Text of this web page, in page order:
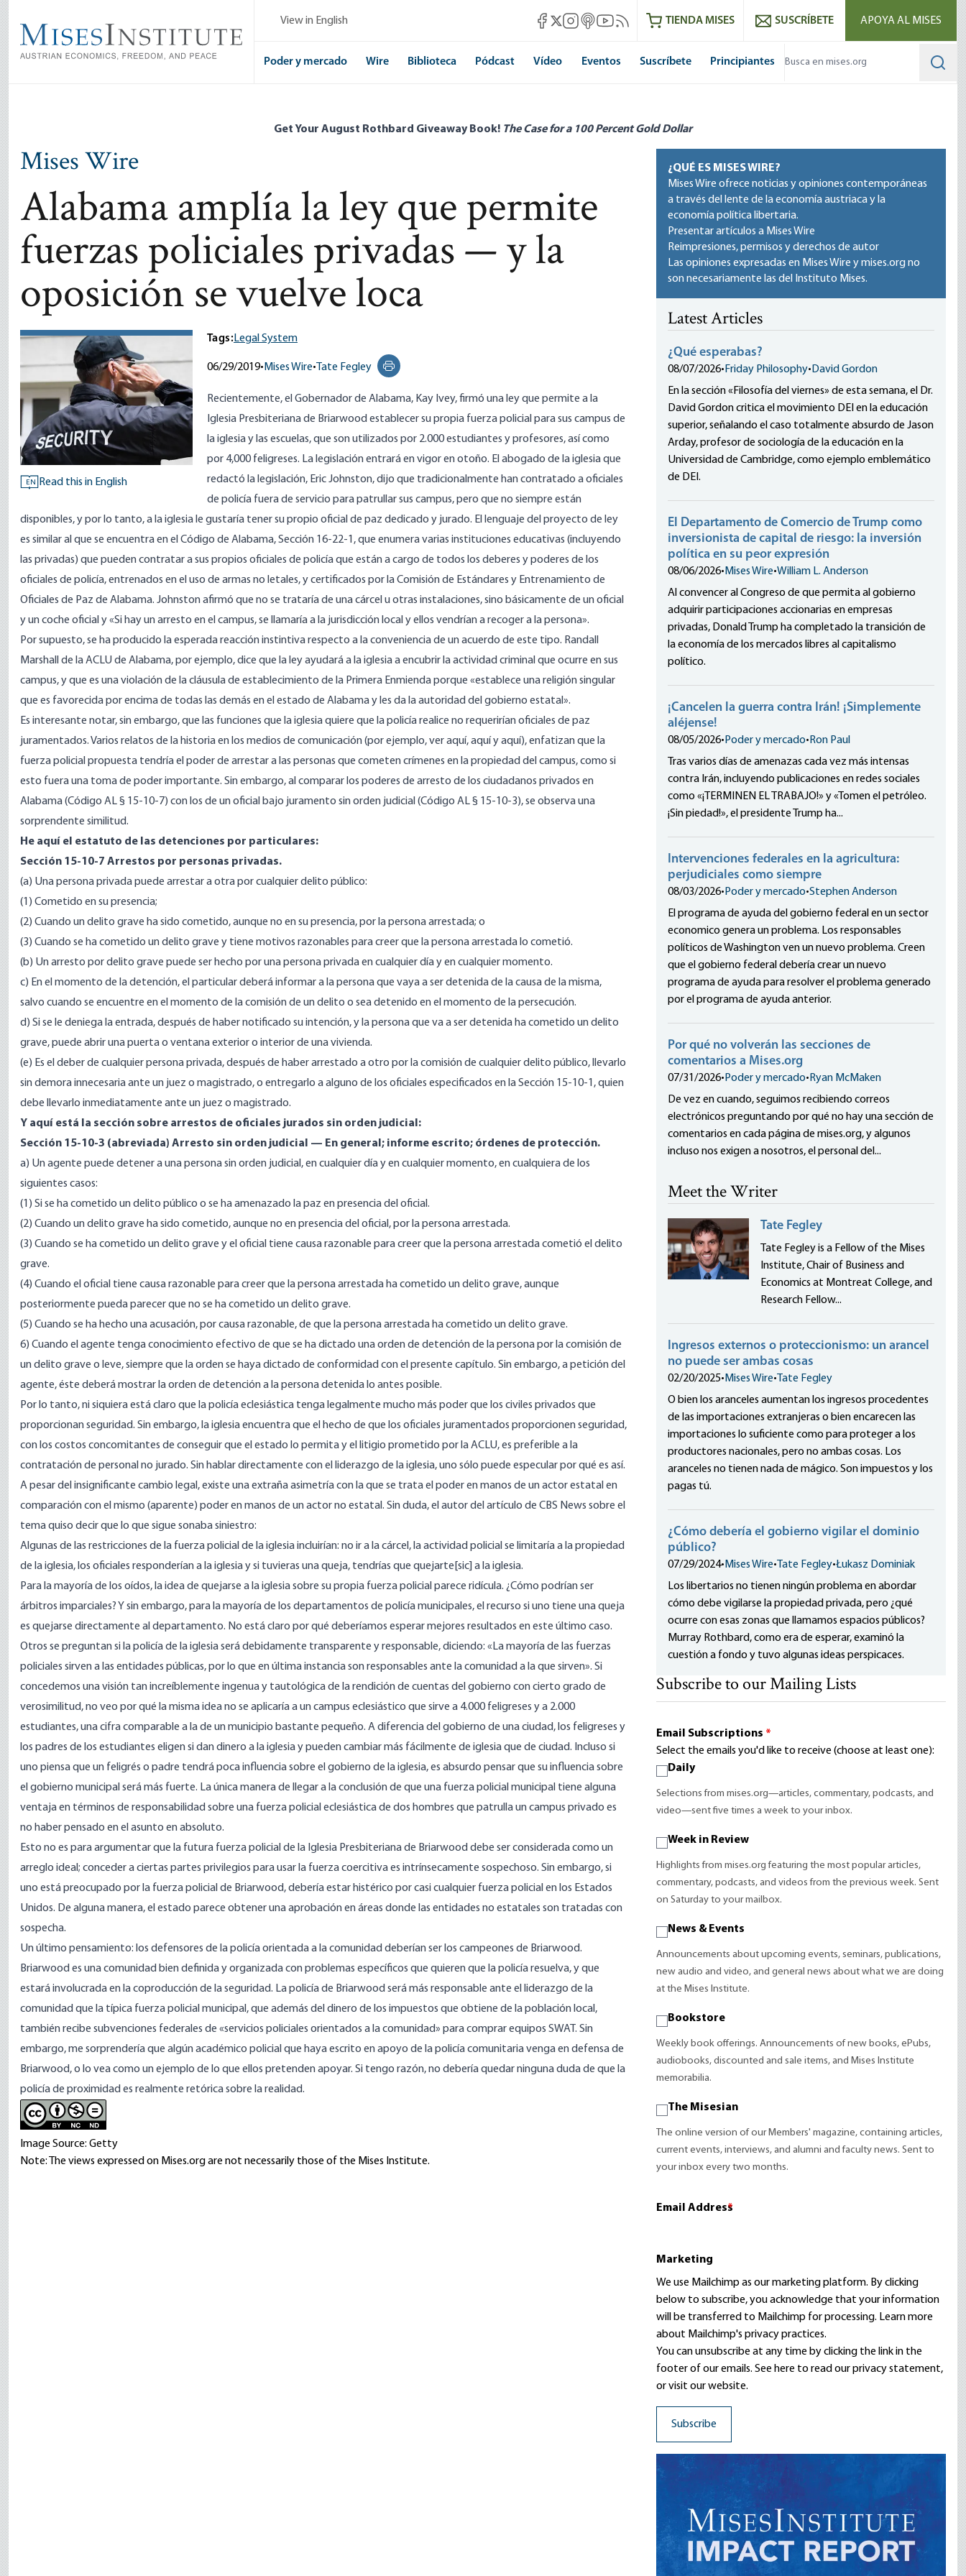
main
content
View in English Mises Facebook
Mises X
Mises Instagram
Mises itunes
Mises Youtube
Mises RSS feedTIENDA MISES SUSCRÍBETE APOYA AL MISES
Poder y mercado Wire Biblioteca Pódcast Vídeo Eventos Suscríbete Principiantes
Get Your August Rothbard Giveaway Book! The Case for a 100 Percent Gold Dollar
Mises Wire
Alabama amplía la ley que permite
fuerzas policiales privadas — y la
oposición se vuelve loca
EN Read this in English
Tags:Legal System
06/29/2019• Mises Wire• Tate Fegley
Print this page
Recientemente, el Gobernador de Alabama, Kay Ivey, firmó una ley que permite a la
Iglesia Presbiteriana de Briarwood establecer su propia fuerza policial para sus campus de
la iglesia y las escuelas, que son utilizados por 2.000 estudiantes y profesores, así como
por 4,000 feligreses. La legislación entrará en vigor en otoño. El abogado de la iglesia que
redactó la legislación, Eric Johnston,dijo que tradicionalmente han contratado a oficiales
de policía fuera de servicio para patrullar sus campus, pero que no siempre están
disponibles, y por lo tanto, a la iglesia le gustaría tener su propio oficial de paz dedicado y jurado. El lenguaje del proyecto de ley
es similar al que se encuentra en el Código de Alabama,Sección 16-22-1 , que enumera varias instituciones educativas (incluyendo
las privadas) que pueden contratar a sus propios oficiales de policía que están a cargo de todos los deberes y poderes de los
oficiales de policía, entrenados en el uso de armas no letales, y certificados por la Comisión de Estándares y Entrenamiento de
Oficiales de Paz de Alabama. Johnstonafirmó que no se trataría de una cárcel u otras instalaciones, sino básicamente de un oficial
y un coche oficial y «Si hay un arresto en el campus, se llamaría a la jurisdicción local y ellos vendrían a recoger a la persona».
Por supuesto, se ha producido la esperada reacción instintiva respecto a la conveniencia de un acuerdo de este tipo. Randall
Marshall de la ACLU de Alabama, por ejemplo,dice que la leyayudará a la iglesia a encubrir la actividad criminal que ocurre en sus
campus, yque es una violaciónde la cláusula de establecimiento de la Primera Enmienda porque «establece una religión singular
que es favorecida por encima de todas las demás en el estado de Alabama y les da la autoridad del gobierno estatal».
Es interesante notar, sin embargo, que las funciones que la iglesia quiere que la policía realice no requerirían oficiales de paz
juramentados. Varios relatos de la historia en los medios de comunicación (por ejemplo, veraquí,aquíyaquí), enfatizan que la
fuerza policial propuesta tendría el poder de arrestar a las personas que cometen crímenes en la propiedad del campus, como si
esto fuera una toma de poder importante. Sin embargo, al comparar los poderes de arresto de los ciudadanos privados en
Alabama (Código AL § 15-10-7) con los de un oficial bajo juramento sin orden judicial (Código AL § 15-10-3), se observa una
sorprendente similitud.
He aquí el estatuto de las detenciones por particulares:
Sección 15-10-7 Arrestos por personas privadas.
(a) Una persona privada puede arrestar a otra por cualquier delito público:
(1) Cometido en su presencia;
(2) Cuando un delito grave ha sido cometido, aunque no en su presencia, por la persona arrestada; o
(3) Cuando se ha cometido un delito grave y tiene motivos razonables para creer que la persona arrestada lo cometió.
(b) Un arresto por delito grave puede ser hecho por una persona privada en cualquier día y en cualquier momento.
c) En el momento de la detención, el particular deberá informar a la persona que vaya a ser detenida de la causa de la misma,
salvo cuando se encuentre en el momento de la comisión de un delito o sea detenido en el momento de la persecución.
d) Si se le deniega la entrada, después de haber notificado su intención, y la persona que va a ser detenida ha cometido un delito
grave, puede abrir una puerta o ventana exterior o interior de una vivienda.
(e) Es el deber de cualquier persona privada, después de haber arrestado a otro por la comisión de cualquier delito público, llevarlo
sin demora innecesaria ante un juez o magistrado, o entregarlo a alguno de los oficiales especificados en la Sección 15-10-1, quien
debe llevarlo inmediatamente ante un juez o magistrado.
Y aquí está la sección sobre arrestos de oficiales jurados sin orden judicial:
Sección 15-10-3 (abreviada) Arresto sin orden judicial — En general; informe escrito; órdenes de protección.
a) Un agente puede detener a una persona sin orden judicial, en cualquier día y en cualquier momento, en cualquiera de los
siguientes casos:
(1) Si se ha cometido un delito público o se ha amenazado la paz en presencia del oficial.
(2) Cuando un delito grave ha sido cometido, aunque no en presencia del oficial, por la persona arrestada.
(3) Cuando se ha cometido un delito grave y el oficial tiene causa razonable para creer que la persona arrestada cometió el delito
grave.
(4) Cuando el oficial tiene causa razonable para creer que la persona arrestada ha cometido un delito grave, aunque
posteriormente pueda parecer que no se ha cometido un delito grave.
(5) Cuando se ha hecho una acusación, por causa razonable, de que la persona arrestada ha cometido un delito grave.
6) Cuando el agente tenga conocimiento efectivo de que se ha dictado una orden de detención de la persona por la comisión de
un delito grave o leve, siempre que la orden se haya dictado de conformidad con el presente capítulo. Sin embargo, a petición del
agente, éste deberá mostrar la orden de detención a la persona detenida lo antes posible.
Por lo tanto, ni siquiera está claro que la policía eclesiástica tenga legalmente mucho más poder que los civiles privados que
proporcionan seguridad. Sin embargo, la iglesia encuentra que el hecho de que los oficiales juramentados proporcionen seguridad,
con los costos concomitantes de conseguir que el estado lo permita y el litigio prometido por la ACLU, es preferible a la
contratación de personal no jurado. Sin hablar directamente con el liderazgo de la iglesia, uno sólo puede especular por qué es así.
A pesar del insignificante cambio legal, existe una extraña asimetría con la que se trata el poder en manos de un actor estatal en
comparación con el mismo (aparente) poder en manos de un actor no estatal. Sin duda, el autor del artículo de CBS News sobre el
tema quiso decir que lo que sigue sonaba siniestro:
Algunas de las restricciones de la fuerza policial de la iglesia incluirían: no ir a la cárcel, la actividad policial se limitaría a la propiedad
de la iglesia, los oficiales responderían a la iglesia y si tuvieras una queja, tendrías que quejarte[sic] a la iglesia.
Para la mayoría de los oídos, la idea de quejarse a la iglesia sobre su propia fuerza policial parece ridícula. ¿Cómo podrían ser
árbitros imparciales? Y sin embargo, para la mayoría de los departamentos de policía municipales, el recurso si uno tiene una queja
es quejarse directamente al departamento. No está claro por qué deberíamos esperar mejores resultados en este último caso.
Otros se preguntansi la policía de la iglesia será debidamente transparente y responsable, diciendo: «La mayoría de las fuerzas
policiales sirven a las entidades públicas, por lo que en última instancia son responsables ante la comunidad a la que sirven». Si
concedemos una visión tan increíblemente ingenua y tautológica de la rendición de cuentas del gobierno con cierto grado de
verosimilitud, no veo por qué la misma idea no se aplicaría a un campus eclesiástico que sirve a 4.000 feligreses y a 2.000
estudiantes, una cifra comparable a la de un municipio bastante pequeño. A diferencia del gobierno de una ciudad, los feligreses y
los padres de los estudiantes eligen si dan dinero a la iglesia y pueden cambiar más fácilmente de iglesia que de ciudad. Incluso si
uno piensa que un feligrés o padre tendrá poca influencia sobre el gobierno de la iglesia, es absurdo pensar que su influencia sobre
el gobierno municipal será más fuerte. La única manera de llegar a la conclusión de que una fuerza policial municipal tiene alguna
ventaja en términos de responsabilidad sobre una fuerza policial eclesiástica de dos hombres que patrulla un campus privado es
no haber pensado en el asunto en absoluto.
Esto no es para argumentar que la futura fuerza policial de la Iglesia Presbiteriana de Briarwood debe ser considerada como un
arreglo ideal; conceder a ciertas partes privilegios para usar la fuerza coercitiva es intrínsecamente sospechoso. Sin embargo, si
uno está preocupado por la fuerza policial de Briarwood, debería estar histérico por casi cualquier fuerza policial en los Estados
Unidos. De alguna manera, el estado parece obtener una aprobación en áreas donde las entidades no estatales son tratadas con
sospecha.
Un último pensamiento: los defensores de la policía orientada a la comunidad deberían ser los campeones de Briarwood.
Briarwood es una comunidad bien definida y organizada con problemas específicos que quieren que la policía resuelva, y que
estará involucrada en la coproducción de la seguridad. La policía de Briarwood será más responsable ante el liderazgo de la
comunidad que la típica fuerza policial municipal, que además del dinero de los impuestos que obtiene de la población local,
también recibe subvenciones federales de «servicios policiales orientados a la comunidad» para comprar equipos SWAT. Sin
embargo, me sorprendería que algún académico policial que haya escrito en apoyo de la policía comunitaria venga en defensa de
Briarwood, o lo vea como un ejemplo de lo que ellos pretenden apoyar. Si tengo razón, no debería quedar ninguna duda de que la
policía de proximidad es realmente retórica sobre la realidad.
Image Source: Getty
Note: The views expressed on Mises.org are not necessarily those of the Mises Institute.
¿QUÉ ES MISES WIRE?
Mises Wire ofrece noticias y opiniones contemporáneas
a través del lente de la economía austriaca y la
economía política libertaria.
Presentar artículos a Mises Wire
Reimpresiones, permisos y derechos de autor
Las opiniones expresadas en Mises Wire y mises.org no
son necesariamente las del Instituto Mises.
Latest Articles
¿Qué esperabas?
08/07/2026• Friday Philosophy• David Gordon
En la sección «Filosofía del viernes» de esta semana, el Dr.
David Gordon critica el movimiento DEI en la educación
superior, señalando el caso totalmente absurdo de Jason
Arday, profesor de sociología de la educación en la
Universidad de Cambridge, como ejemplo emblemático
de DEI.
El Departamento de Comercio de Trump como
inversionista de capital de riesgo: la inversión
política en su peor expresión
08/06/2026• Mises Wire•William L. Anderson
Al convencer al Congreso de que permita al gobierno
adquirir participaciones accionarias en empresas
privadas, Donald Trump ha completado la transición de
la economía de los mercados libres al capitalismo
político.
¡Cancelen la guerra contra Irán! ¡Simplemente
aléjense!
08/05/2026• Poder y mercado• Ron Paul
Tras varios días de amenazas cada vez más intensas
contra Irán, incluyendo publicaciones en redes sociales
como «¡TERMINEN EL TRABAJO!» y «Tomen el petróleo.
¡Sin piedad!», el presidente Trump ha...
Intervenciones federales en la agricultura:
perjudiciales como siempre
08/03/2026• Poder y mercado•Stephen Anderson
El programa de ayuda del gobierno federal en un sector
economico genera un problema. Los responsables
políticos de Washington ven un nuevo problema. Creen
que el gobierno federal debería crear un nuevo
programa de ayuda para resolver el problema generado
por el programa de ayuda anterior.
Por qué no volverán las secciones de
comentarios a Mises.org
07/31/2026• Poder y mercado• Ryan McMaken
De vez en cuando, seguimos recibiendo correos
electrónicos preguntando por qué no hay una sección de
comentarios en cada página de mises.org, y algunos
incluso nos exigen a nosotros, el personal del...
Meet the Writer
Tate Fegley
Tate Fegley is a Fellow of the Mises
Institute, Chair of Business and
Economics at Montreat College, and
Research Fellow...
Ingresos externos o proteccionismo: un arancel
no puede ser ambas cosas
02/20/2025• Mises Wire• Tate Fegley
O bien los aranceles aumentan los ingresos procedentes
de las importaciones extranjeras o bien encarecen las
importaciones lo suficiente como para proteger a los
productores nacionales, pero no ambas cosas. Los
aranceles no tienen nada de mágico. Son impuestos y los
pagas tú.
¿Cómo debería el gobierno vigilar el dominio
público?
07/29/2024• Mises Wire• Tate Fegley•Łukasz Dominiak
Los libertarios no tienen ningún problema en abordar
cómo debe vigilarse la propiedad privada, pero ¿qué
ocurre con esas zonas que llamamos espacios públicos?
Murray Rothbard, como era de esperar, examinó la
cuestión a fondo y tuvo algunas ideas perspicaces.
Subscribe to our Mailing Lists
Email Subscriptions *
Select the emails you'd like to receive (choose at least one):
Daily
Selections from mises.org—articles, commentary, podcasts, and
video—sent five times a week to your inbox.
Week in Review
Highlights from mises.org featuring the most popular articles,
commentary, podcasts, and videos from the previous week. Sent
on Saturday to your mailbox.
News & Events
Announcements about upcoming events, seminars, publications,
new audio and video, and general news about what we are doing
at the Mises Institute.
Bookstore
Weekly book offerings. Announcements of new books, ePubs,
audiobooks, discounted and sale items, and Mises Institute
memorabilia.
The Misesian
The online version of our Members' magazine, containing articles,
current events, interviews, and alumni and faculty news. Sent to
your inbox every two months.
Email Address
*
Marketing
We use Mailchimp as our marketing platform. By clicking
below to subscribe, you acknowledge that your information
will be transferred to Mailchimp for processing. Learn more
about Mailchimp's privacy practices.
You can unsubscribe at any time by clicking the link in the
footer of our emails. See here to read ourprivacy statement,
or visit our website.